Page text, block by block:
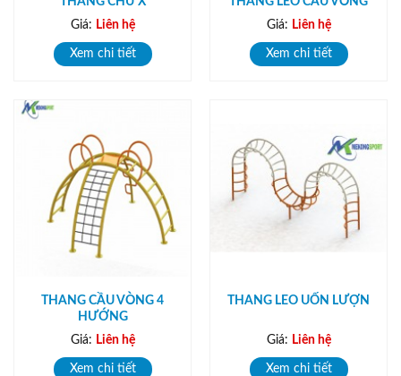
Giá: Liên hệ
Xem chi tiết
Giá: Liên hệ
Xem chi tiết
THANG CẦU VÒNG 4
HƯỚNG
Giá: Liên hệ
Xem chi tiết
THANG LEO UỐN LƯỢN
Giá: Liên hệ
Xem chi tiết